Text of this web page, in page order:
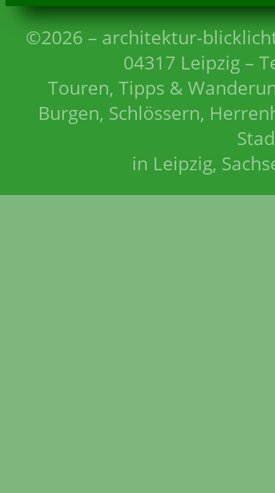
©2026 – architektur-
04317 Leipzig –
Touren, Tipps &
Burgen, Schlössern,
in Leipzig,